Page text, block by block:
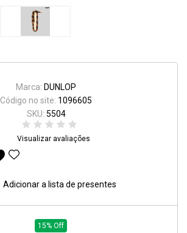
Marca: DUNLOP
Código no site: 1096605
SKU: 5504
Visualizar avaliações
Adicionar a lista de presentes
15% Off